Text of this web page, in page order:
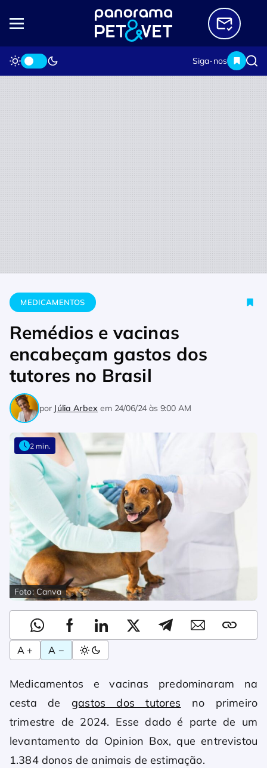
Siga-nos
Home Medicamentos Remédios e vacinas encabeçam
MEDICAMENTOS
Remédios e vacinas
encabeçam gastos dos
tutores no Brasil
por Júlia Arbex em 24/06/24 às 9:00 AM
Foto: Canva
2 min.
A + A −
Medicamentos e vacinas predominaram na
cesta degastos dos tutores no primeiro
trimestre de 2024. Esse dado é parte de um
levantamento da Opinion Box, que entrevistou
1.384 donos de animais de estimação.